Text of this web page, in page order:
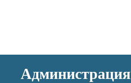
Администрация